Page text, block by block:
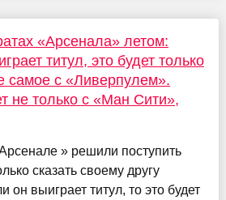
«Арсенала» летом:
титул, это будет только
самое с «Ливерпулем».
не только с «Ман Сити»,
» решили поступить
сказать своему другу
он выиграет титул, то это будет